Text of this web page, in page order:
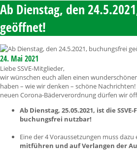
Ab Dienstag, den
geöffnet!
24. Mai 2021
Liebe SSVE-Mitglieder,
wir wünschen euch allen einen
haben – wie wir denken – schöne
neuen Corona-Bäderverordnung dürfen wir
Ab Dienstag, 25.05.2021, ist die
buchungsfrei nutzbar!
Eine der 4 Voraussetzungen muss dazu
mitführen und auf Verlangen der